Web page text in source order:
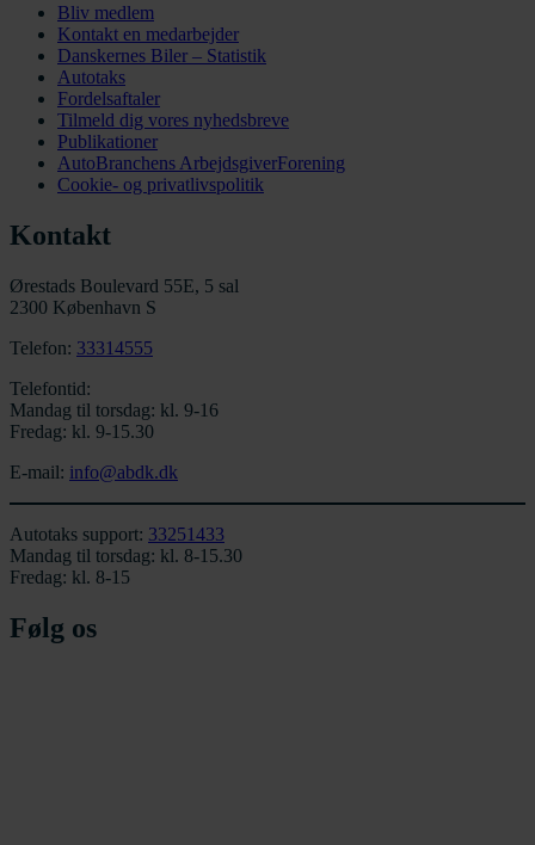
Bliv medlem
Kontakt en medarbejder
Danskernes Biler – Statistik
Autotaks
Fordelsaftaler
Tilmeld dig vores nyhedsbreve
Publikationer
AutoBranchens ArbejdsgiverForening
Cookie- og privatlivspolitik
Kontakt
Ørestads Boulevard 55E, 5 sal
2300 København S
Telefon: 33314555
Telefontid:
Mandag til torsdag: kl. 9-16
Fredag: kl. 9-15.30
E-mail: info@abdk.dk
Autotaks support: 33251433
Mandag til torsdag: kl. 8-15.30
Fredag: kl. 8-15
Følg os